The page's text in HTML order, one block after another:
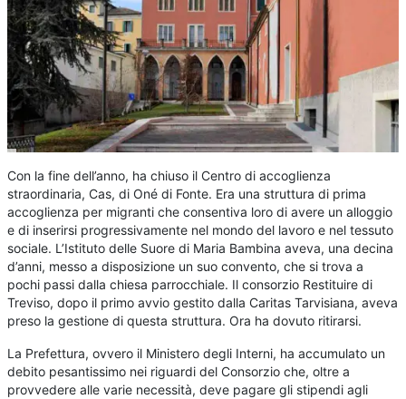
Con la fine dell’anno, ha chiuso il Centro di accoglienza
straordinaria, Cas, di Oné di Fonte. Era una struttura di prima
accoglienza per migranti che consentiva loro di avere un alloggio
e di inserirsi progressivamente nel mondo del lavoro e nel tessuto
sociale. L’Istituto delle Suore di Maria Bambina aveva, una decina
d’anni, messo a disposizione un suo convento, che si trova a
pochi passi dalla chiesa parrocchiale. Il consorzio Restituire di
Treviso, dopo il primo avvio gestito dalla Caritas Tarvisiana, aveva
preso la gestione di questa struttura. Ora ha dovuto ritirarsi.
La Prefettura, ovvero il Ministero degli Interni, ha accumulato un
debito pesantissimo nei riguardi del Consorzio che, oltre a
provvedere alle varie necessità, deve pagare gli stipendi agli